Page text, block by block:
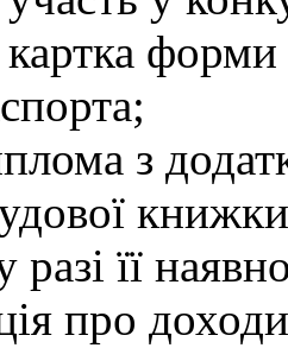
картка
з
її
про